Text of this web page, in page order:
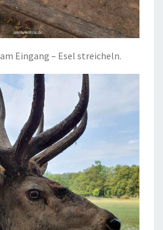
Eingang – Esel streicheln.